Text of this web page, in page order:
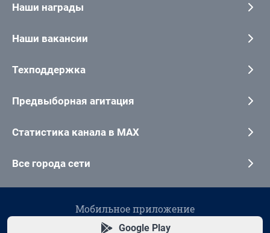
Наши награды
Наши вакансии
Техподдержка
Предвыборная агитация
Статистика канала в MAX
Все города сети
Мобильное приложение
Google Play